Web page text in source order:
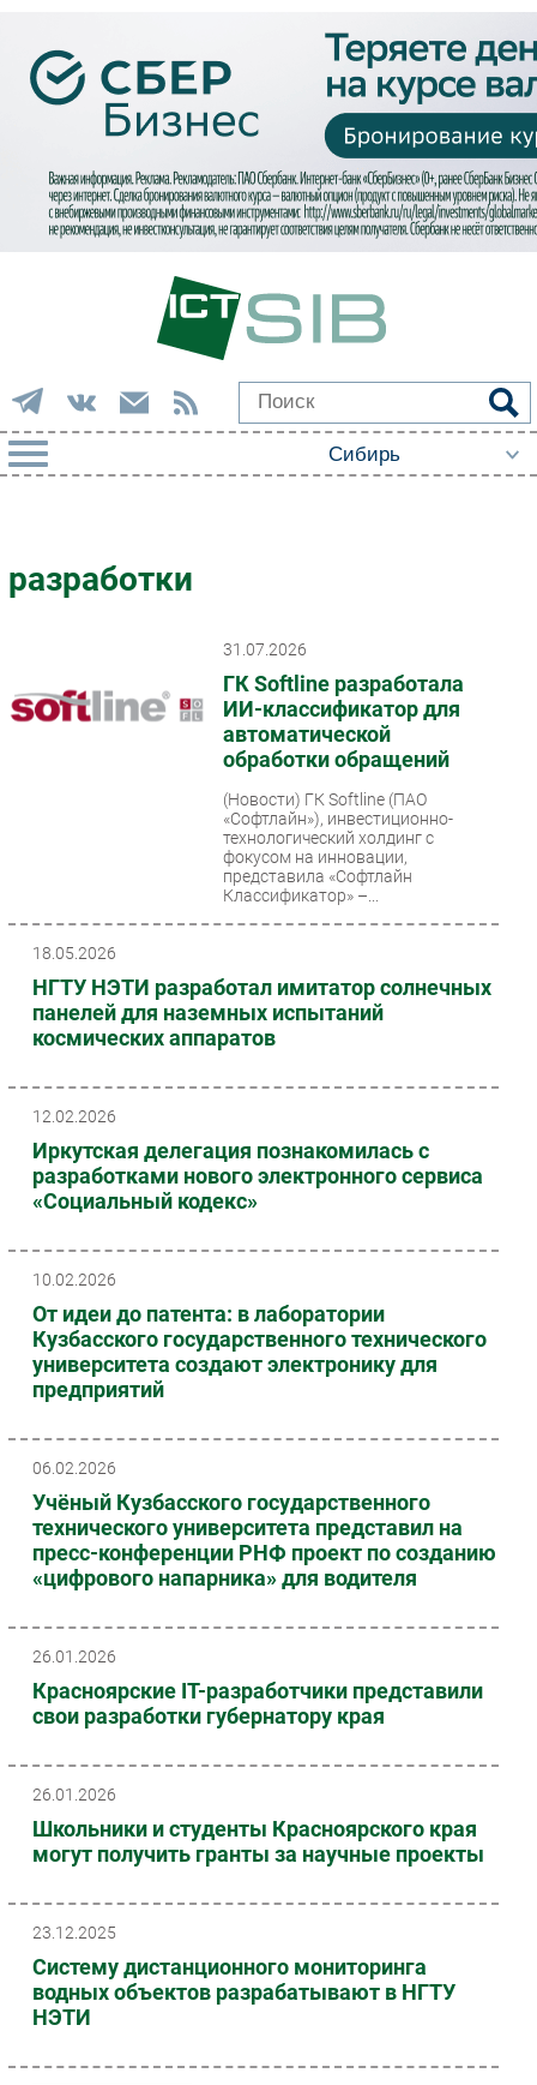
Импорто­замещение
Автоматизация Промышленности
Фиксированная связь
Регулирование
Финансы
Безопасность
CIO/Управление ИТ
Гаджеты
РАЗДЕЛЫ
Новости
Аналитика
Мероприятия
Проекты
IT класс
Тестовый стенд
Каталог компаний
разработки
31.07.2026
ГК Softline разработала
ИИ-классификатор для
автоматической
обработки обращений
(Новости) ГК Softline (ПАО
«Софтлайн»), инвестиционно-
технологический холдинг с
фокусом на инновации,
представила «Софтлайн
Классификатор» –...
18.05.2026
НГТУ НЭТИ разработал имитатор солнечных
панелей для наземных испытаний
космических аппаратов
12.02.2026
Иркутская делегация познакомилась с
разработками нового электронного сервиса
«Социальный кодекс»
10.02.2026
От идеи до патента: в лаборатории
Кузбасского государственного технического
университета создают электронику для
предприятий
06.02.2026
Учёный Кузбасского государственного
технического университета представил на
пресс-конференции РНФ проект по созданию
«цифрового напарника» для водителя
26.01.2026
Красноярские IT-разработчики представили
свои разработки губернатору края
26.01.2026
Школьники и студенты Красноярского края
могут получить гранты за научные проекты
23.12.2025
Систему дистанционного мониторинга
водных объектов разрабатывают в НГТУ
НЭТИ